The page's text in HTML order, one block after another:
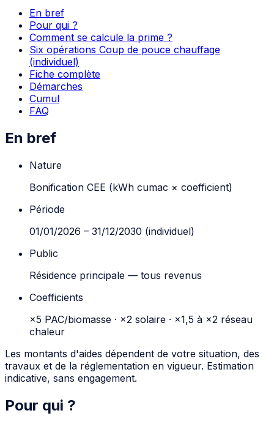
En bref
Pour qui ?
Comment se calcule la prime ?
Six opérations Coup de pouce chauffage
(individuel)
Fiche complète
Démarches
Cumul
FAQ
En bref
Nature
Bonification CEE (kWh cumac × coefficient)
Période
01/01/2026 – 31/12/2030 (individuel)
Public
Résidence principale — tous revenus
Coefficients
×5 PAC/biomasse · ×2 solaire · ×1,5 à ×2 réseau
chaleur
Les montants d'aides dépendent de votre situation, des
travaux et de la réglementation en vigueur. Estimation
indicative, sans engagement.
Pour qui ?